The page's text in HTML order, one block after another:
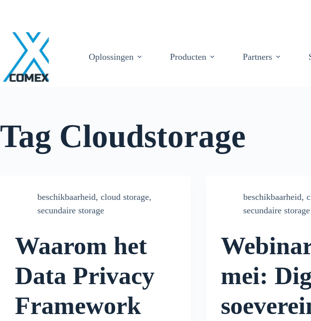
Oplossingen Producten Partners
Tag Cloudstorage
beschikbaarheid, cloud storage,
secundaire storage
Waarom het
Data Privacy
Framework
beschikbaarheid,
secundaire storage
mei: